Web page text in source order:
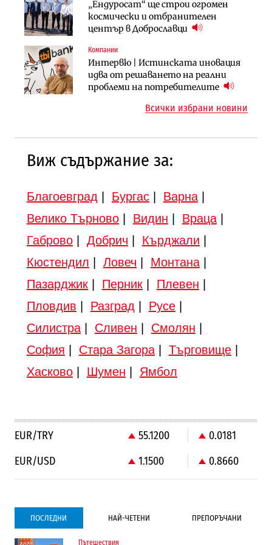
„Ендуросат“ ще строи огромен
космически и отбранителен
център в Доброславци
Компании
Интервю | Истинската иновация
идва от решаването на реални
проблеми на потребителите
Компании
„Хювефарма“ подписа договор за
придобиване на Euroapi Italy
Инфраструктура
АПИ възложи промяната на
парцеларния план за
Публични финанси
След 20 години застой: Данъчните
оценки на имотите може да бъдат
Инфраструктура
Вторият мост над Варненското
езеро става част от бъдещата
Всички избрани новини
Виж съдържание за:
Благоевград| Бургас| Варна|
Велико Търново| Видин Враца|
Габрово| Добрич Кърджали
Кюстендил
Ловеч Монтана|
Пазарджик| Перник| Плевен
Пловдив
Разград| Русе|
Силистра| Сливен Смолян
София
Стара Загора| Търговище|
Хасково| Шумен Ямбол
EUR/TRY 55.1200
0.0181
EUR/USD
1.1500 0.8660
ПОСЛЕДНИ НАЙ-ЧЕТЕНИ ПРЕПОРЪЧАНИ
Пътешествия
Градоустройство
Компании